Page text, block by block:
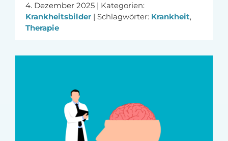
4. Dezember 2025 | Kategorien:
Krankheitsbilder | Schlagwörter: Krankheit,
Therapie